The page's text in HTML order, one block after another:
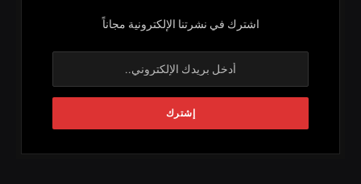
اشترك في نشرتنا الإلكترونية مجاناً